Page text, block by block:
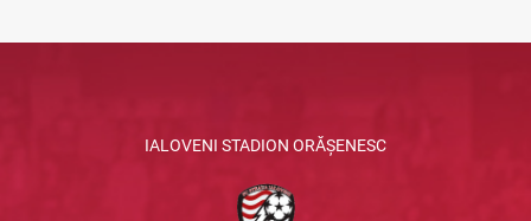
IALOVENI STADION ORĂȘENESC